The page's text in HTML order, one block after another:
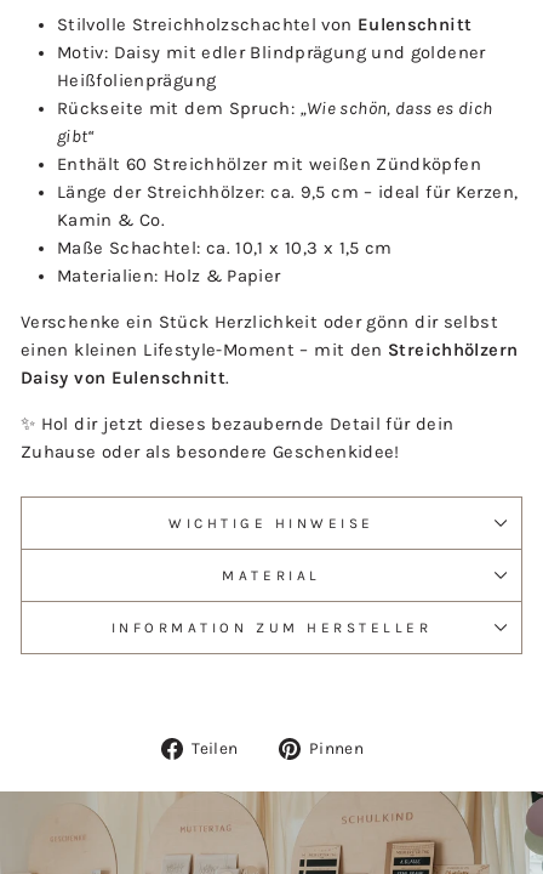
Stilvolle Streichholzschachtel von Eulenschnitt
Motiv: Daisy mit edler Blindprägung und goldener
Heißfolienprägung
Rückseite mit dem Spruch: „Wie schön, dass es dich
gibt“
Enthält 60 Streichhölzer mit weißen Zündköpfen
Länge der Streichhölzer: ca. 9,5 cm – ideal für Kerzen,
Kamin & Co.
Maße Schachtel: ca. 10,1 x 10,3 x 1,5 cm
Materialien: Holz & Papier
Verschenke ein Stück Herzlichkeit oder gönn dir selbst
einen kleinen Lifestyle-Moment – mit den Streichhölzern
Daisy von Eulenschnitt.
✨ Hol dir jetzt dieses bezaubernde Detail für dein
Zuhause oder als besondere Geschenkidee!
WICHTIGE HINWEISE
MATERIAL
INFORMATION ZUM HERSTELLER
Teilen
Auf
Pinnen